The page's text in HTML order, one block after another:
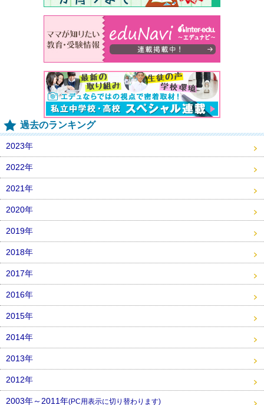
過去のランキング
2023年
2022年
2021年
2020年
2019年
2018年
2017年
2016年
2015年
2014年
2013年
2012年
2003年～2011年(PC用表示に切り替わります)